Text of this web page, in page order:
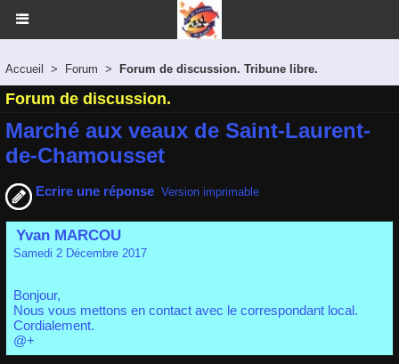
Accueil > Forum > Forum de discussion. Tribune libre.
Forum de discussion.
Marché aux veaux de Saint-Laurent-
de-Chamousset
Ecrire une réponse Version imprimable
Yvan MARCOU
Samedi 2 Décembre 2017
Bonjour,
Nous vous mettons en contact avec le correspondant local.
Cordialement.
@+